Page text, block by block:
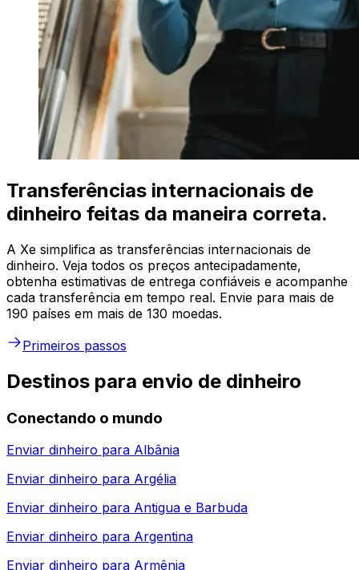
Transferências internacionais de
dinheiro feitas da maneira correta.
A Xe simplifica as transferências internacionais de
dinheiro. Veja todos os preços antecipadamente,
obtenha estimativas de entrega confiáveis e acompanhe
cada transferência em tempo real. Envie para mais de
190 países em mais de 130 moedas.
Primeiros passos
Destinos para envio de dinheiro
Conectando o mundo
Enviar dinheiro para Albânia
Enviar dinheiro para Argélia
Enviar dinheiro para Antigua e Barbuda
Enviar dinheiro para Argentina
Enviar dinheiro para Armênia